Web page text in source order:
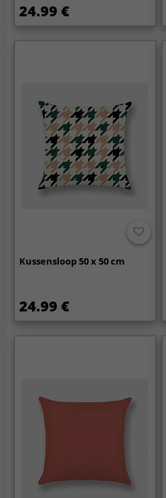
24.99 €
Kussensloop 50 x 50 cm
24.99 €